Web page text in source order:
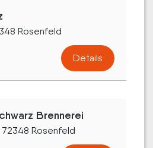
Rosenfeld
Details
Brennerei
Rosenfeld